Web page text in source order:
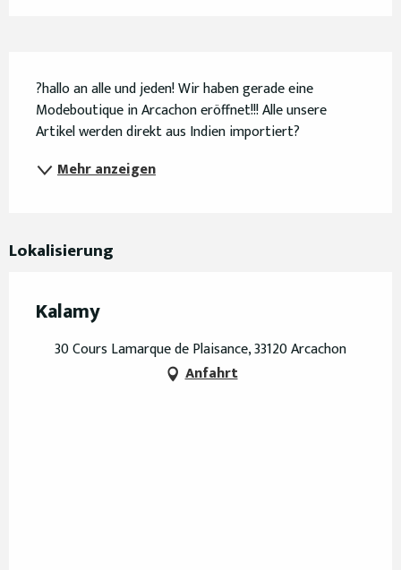
?hallo an alle und jeden! Wir haben gerade eine
Modeboutique in Arcachon eröffnet!!! Alle unsere
Artikel werden direkt aus Indien importiert?
Mehr anzeigen
Lokalisierung
Kalamy
30 Cours Lamarque de Plaisance, 33120 Arcachon
Anfahrt